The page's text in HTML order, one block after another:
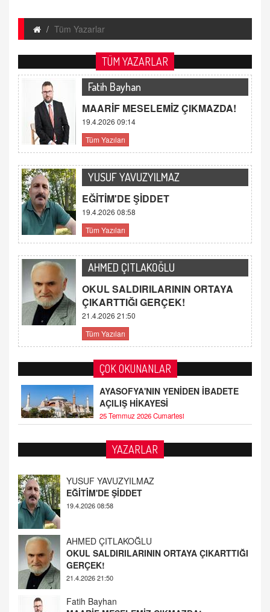
Tüm Yazarlar
TÜM YAZARLAR
Fatih Bayhan
MAARİF MESELEMİZ ÇIKMAZDA!
19.4.2026 09:14
Tüm Yazıları
YUSUF YAVUZYILMAZ
EĞİTİM'DE ŞİDDET
19.4.2026 08:58
Tüm Yazıları
AHMED ÇITLAKOĞLU
OKUL SALDIRILARININ ORTAYA
ÇIKARTTIĞI GERÇEK!
21.4.2026 21:50
Tüm Yazıları
ÇOK OKUNANLAR
AYASOFYA'NIN YENİDEN İBADETE
AÇILIŞ HİKAYESİ
25 Temmuz 2026 Cumartesi
YAZARLAR
YUSUF YAVUZYILMAZ
EĞİTİM'DE ŞİDDET
19.4.2026 08:58
AHMED ÇITLAKOĞLU
OKUL SALDIRILARININ ORTAYA ÇIKARTTIĞI
GERÇEK!
21.4.2026 21:50
Fatih Bayhan